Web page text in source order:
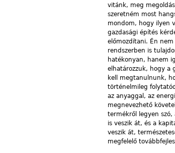
vitánk, meg
szeretném most
mondom, hogy ilyen
gazdasági építés
előmozdítani. Én
rendszerben is
hatékonyan, hanem
elhatározzuk, hogy a
kell megtanulnunk,
történelmileg
az anyaggal, az
megnevezhető
termékről legyen szó,
is veszik át, és a
veszik át,
megfelelő